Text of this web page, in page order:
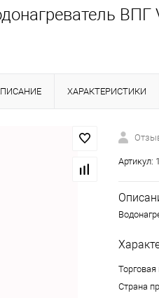
ВПГ
ХАРАКТЕРИСТИКИ
Артикул:
Страна